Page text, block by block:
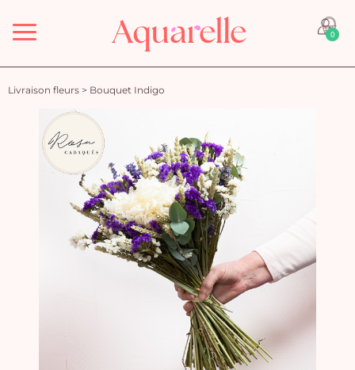
Menu 0
Livraison fleurs > Bouquet Indigo